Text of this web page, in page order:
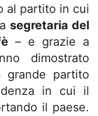
al partito in cui
segretaria del
– e grazie a
dimostrato
grande partito
in cui il
il paese.